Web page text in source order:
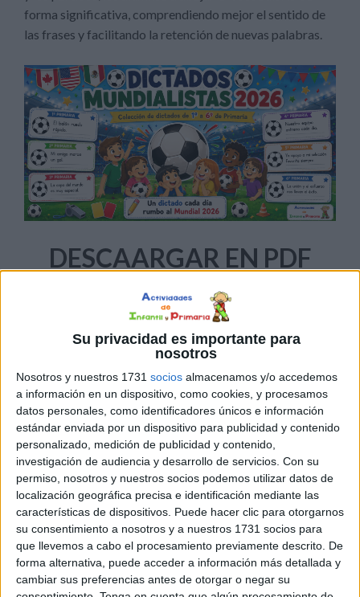
Su privacidad es importante para
nosotros
Nosotros y nuestros 1731 socios almacenamos y/o accedemos
a información en un dispositivo, como cookies, y procesamos
datos personales, como identificadores únicos e información
estándar enviada por un dispositivo para publicidad y contenido
personalizado, medición de publicidad y contenido,
investigación de audiencia y desarrollo de servicios. Con su
permiso, nosotros y nuestros socios podemos utilizar datos de
localización geográfica precisa e identificación mediante las
características de dispositivos. Puede hacer clic para otorgarnos
su consentimiento a nosotros y a nuestros 1731 socios para
que llevemos a cabo el procesamiento previamente descrito. De
forma alternativa, puede acceder a información más detallada y
cambiar sus preferencias antes de otorgar o negar su
forma significativa, comprendiendo mejor el sentido de
las frases y facilitando la retención de nuevas palabras.
DESCAARGAR EN PDF
Dictados mundialistas